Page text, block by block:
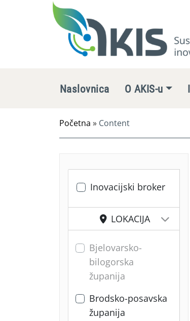
Naslovnica O AKIS-u
Početna » Content
Inovacijski broker
LOKACIJA
Bjelovarsko-
bilogorska
županija
Brodsko-posavska
županija